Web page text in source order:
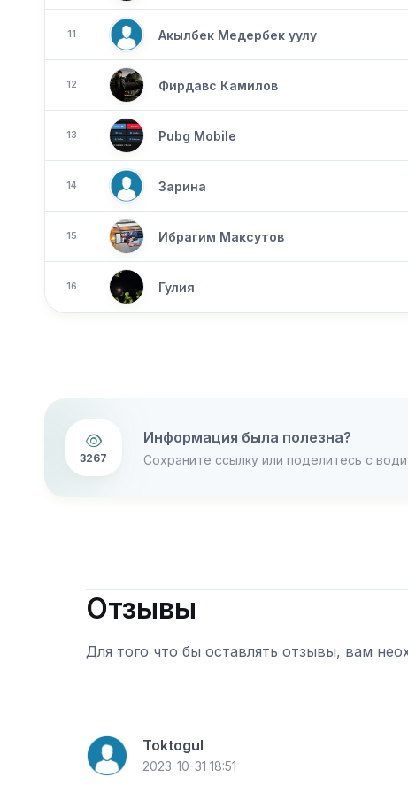
11 Акылбек Медербек уулу
12 Фирдавс Камилов
13 Pubg Mobile
14 Зарина
15 Ибрагим Максутов
16 Гулия
3267
Информация была полезна?
Сохраните ссылку или поделитесь с
Отзывы
Для того что бы оставлять отзывы, вам
Toktogul
2023-10-31 18:51